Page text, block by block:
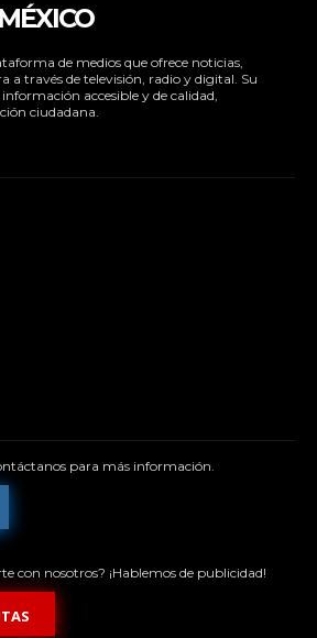
de medios que ofrece noticias,
través de televisión, radio y digital. Su
accesible y de calidad,
ciudadana.
para más información.
con nosotros? ¡Hablemos de publicidad!